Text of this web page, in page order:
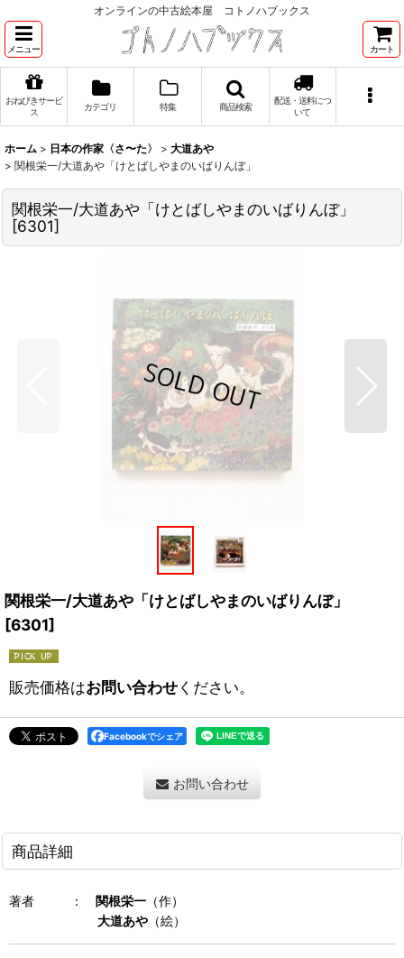
オンラインの中古絵本屋 コトノハブックス
メニュー カート
おねびきサービ
ス
カテゴリ 特集 商品検索
配送・送料につ
いて
ホーム > 日本の作家〈さ〜た〉 > 大道あや
> 関根栄一/大道あや「けとばしやまのいばりんぼ」
関根栄一/大道あや「けとばしやまのいばりんぼ」
[6301]
関根栄一/大道あや「けとばしやまのいばりんぼ」
[6301]
販売価格はお問い合わせください。
Facebookでシェア
お問い合わせ
商品詳細
著者 ： 関根栄一 （作）
大道あや （絵）